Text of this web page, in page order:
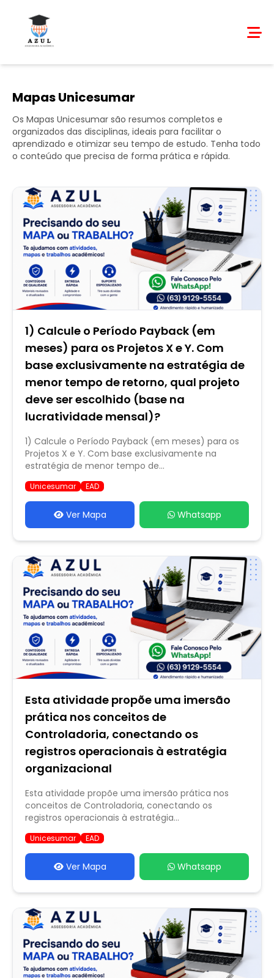
Mapas Unicesumar
Os Mapas Unicesumar são resumos completos e
organizados das disciplinas, ideais para facilitar o
aprendizado e otimizar seu tempo de estudo. Tenha todo
o conteúdo que precisa de forma prática e rápida.
1) Calcule o Período Payback (em
meses) para os Projetos X e Y. Com
base exclusivamente na estratégia de
menor tempo de retorno, qual projeto
deve ser escolhido (base na
lucratividade mensal)?
1) Calcule o Período Payback (em meses) para os
Projetos X e Y. Com base exclusivamente na
estratégia de menor tempo de...
Unicesumar EAD
Ver Mapa Whatsapp
Esta atividade propõe uma imersão
prática nos conceitos de
Controladoria, conectando os
registros operacionais à estratégia
organizacional
Esta atividade propõe uma imersão prática nos
conceitos de Controladoria, conectando os
registros operacionais à estratégia...
Unicesumar EAD
Ver Mapa Whatsapp